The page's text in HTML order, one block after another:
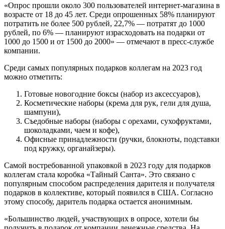
«Опрос прошли около 300 пользователей интернет-магазина в
возрасте от 18 до 45 лет. Среди опрошенных 58% планируют
потратить не более 500 рублей, 22,7% — потратят до 1000
рублей, по 6% — планируют израсходовать на подарки от
1000 до 1500 и от 1500 до 2000» — отмечают в пресс-службе
компании.
Среди самых популярных подарков коллегам на 2023 год
можно отметить:
Готовые новогодние боксы (набор из аксессуаров),
Косметические наборы (крема для рук, гели для душа,
шампуни),
Съедобные наборы (наборы с орехами, сухофруктами,
шоколадками, чаем и кофе),
Офисные принадлежности (ручки, блокноты, подставки
под кружку, органайзеры).
Самой востребованной упаковкой в 2023 году для подарков
коллегам стала коробка «Тайный Санта». Это связано с
популярным способом распределения дарителя и получателя
подарков в коллективе, который появился в США. Согласно
этому способу, даритель подарка остается анонимным.
«Большинство людей, участвующих в опросе, хотели бы